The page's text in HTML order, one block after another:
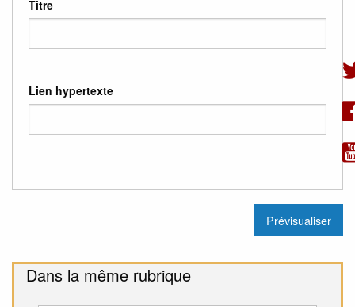
Titre
Lien hypertexte
Dans la même rubrique